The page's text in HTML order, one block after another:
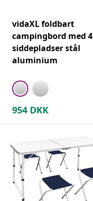
vidaXL foldbart
campingbord med 4
siddepladser stål
aluminium
954 DKK